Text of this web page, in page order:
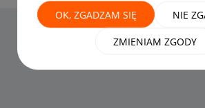
OK, ZGADZAM SIĘ NIE
ZMIENIAM ZGODY